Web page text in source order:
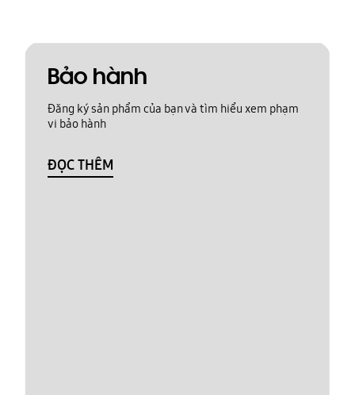
Bảo hành
Đăng ký sản phẩm của bạn và tìm hiểu xem phạm
vi bảo hành
ĐỌC THÊM